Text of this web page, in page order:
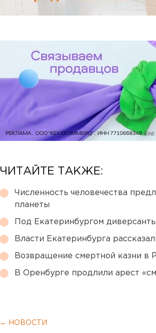
ЧИТАЙТЕ ТАКЖЕ:
Численность человечества
планеты
Под Екатеринбургом
Власти Екатеринбурга
Возвращение смертной казни в
В Оренбурге продлили арест
← НОВОСТИ